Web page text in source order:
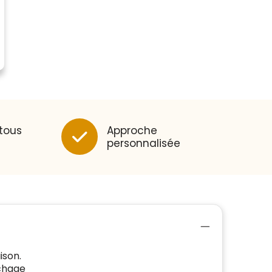
Approche
personnalisée